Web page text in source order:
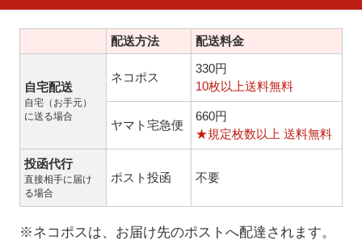
配送方法 配送料金
自宅配送
自宅（お手元）
に送る場合
ネコポス
330円
10枚以上送料無料
ヤマト宅急便
660円
★規定枚数以上 送料無料
投函代行
直接相手に届け
る場合
ポスト投函 不要
※ネコポスは、お届け先のポストへ配達されます。